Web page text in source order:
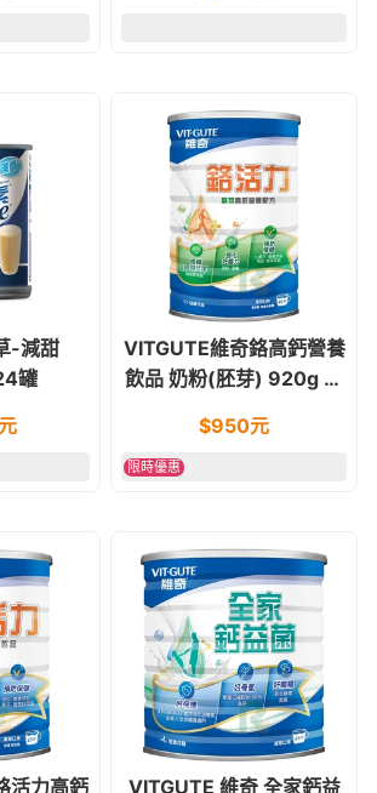
-減甜
罐
元
VITGUTE維奇鉻高鈣營養
飲品 奶粉(胚芽) 920g 素
$950元
限時優惠
活力高鈣
VITGUTE 維奇 全家鈣益